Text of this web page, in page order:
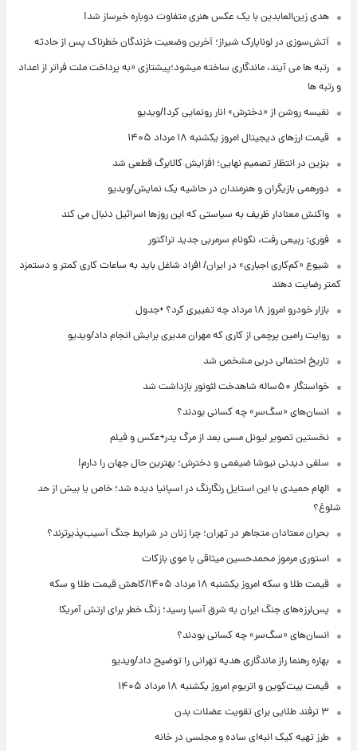
هدی زین‌العابدین با یک عکس هنری متفاوت دوباره خبرساز شد!
آتش‌سوزی در لوناپارک شیراز؛ آخرین وضعیت خزندگان خطرناک پس از حادثه
رتبه ها می آیند، ماندگاری ساخته میشود؛پیشتازی «به پرداخت ملت فراتر از اعداد
و رتبه ها
نفیسه روشن از «دخترش» انار رونمایی کرد!/ویدیو
قیمت ارزهای دیجیتال امروز یکشنبه ۱۸ مرداد ۱۴۰۵
بنزین در انتظار تصمیم نهایی؛ افزایش کالابرگ قطعی شد
دورهمی بازیگران و هنرمندان در حاشیه یک نمایش/ویدیو
واکنش معنادار ظریف به سیاستی که این روزها اسرائیل دنبال می کند
فوری: ربیعی رفت، نکونام سرمربی جدید تراکتور
شیوع «کم‌کاری اجباری» در ایران/ افراد شاغل باید به ساعات کاری کمتر و دستمزد
کمتر رضایت دهند
بازار خودرو امروز ۱۸ مرداد چه تغییری کرد؟ +جدول
روایت رامین پرچمی از کاری که مهران مدیری برایش انجام داد/ویدیو
تاریخ احتمالی دربی مشخص شد
خواستگار ۵۰ساله شاهدخت لئونور بازداشت شد
انسان‌های «سگ‌سر» چه کسانی بودند؟
نخستین تصویر لیونل مسی بعد از مرگ پدر+عکس و فیلم
سلفی دیدنی نیوشا ضیغمی و دخترش؛ بهترین حال جهان را دارم!
الهام حمیدی با این استایل رنگارنگ در اسپانیا دیده شد؛ خاص یا بیش از حد
شلوغ؟
بحران معتادان متجاهر در تهران؛ چرا زنان در شرایط جنگ آسیب‌پذیرترند؟
استوری مرموز محمدحسین میثاقی با موی بازکات
قیمت طلا و سکه امروز یکشنبه ۱۸ مرداد ۱۴۰۵/کاهش قیمت طلا و سکه
پس‌لرزه‌های جنگ ایران به شرق آسیا رسید؛ زنگ خطر برای ارتش آمریکا
انسان‌های «سگ‌سر» چه کسانی بودند؟
بهاره رهنما راز ماندگاری هدیه تهرانی را توضیح داد/ویدیو
قیمت بیت‌کوین و اتریوم امروز یکشنبه ۱۸ مرداد ۱۴۰۵
۳ ترفند طلایی برای تقویت عضلات بدن
طرز تهیه کیک انبه‌ای ساده و مجلسی در خانه